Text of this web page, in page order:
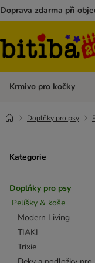
Doprava zdarma při
Krmivo pro kočky
Doplňky pro psy
Kategorie
Doplňky pro psy
Pelíšky & koše
Modern Living
TIAKI
Trixie